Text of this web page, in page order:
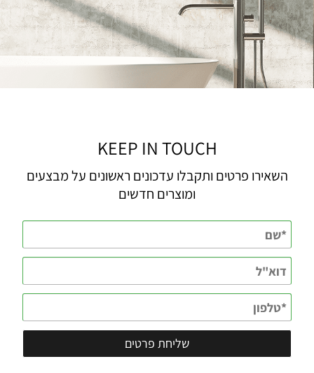
KEEP IN TOUCH
השאירו פרטים ותקבלו עדכונים ראשונים על מבצעים
ומוצרים חדשים